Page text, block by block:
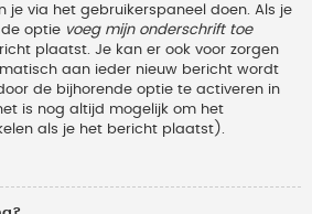
je via het gebruikerspaneel doen. Als je
optie voeg mijn onderschrift toe
plaatst. Je kan er ook voor zorgen
aan ieder nieuw bericht wordt
de bijhorende optie te activeren in
is nog altijd mogelijk om het
als je het bericht plaatst).